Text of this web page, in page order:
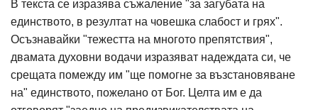
В текста се изразява съжаление "за загубата на
единството, в резултат на човешка слабост и грях".
Осъзнавайки "тежестта на многото препятствия",
двамата духовни водачи изразяват надеждата си, че
срещата помежду им "ще помогне за възстановяване
на" единството, пожелано от Бог. Целта им е да